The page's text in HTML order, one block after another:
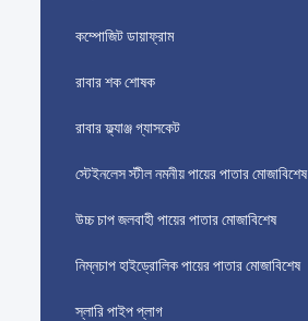
কম্পোজিট ডায়াফ্রাম
রাবার শক শোষক
রাবার ফ্ল্যাঞ্জ গ্যাসকেট
স্টেইনলেস স্টীল নমনীয় পায়ের পাতার মোজাবিশেষ
উচ্চ চাপ জলবাহী পায়ের পাতার মোজাবিশেষ
নিম্নচাপ হাইড্রোলিক পায়ের পাতার মোজাবিশেষ
স্লারি পাইপ প্লাগ